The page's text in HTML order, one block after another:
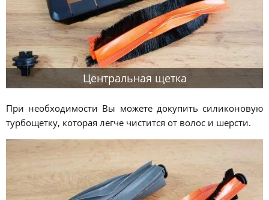
Центральная щетка
При необходимости Вы можете докупить силиконовую
турбощетку, которая легче чистится от волос и шерсти.